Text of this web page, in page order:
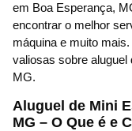
em Boa Esperança,
encontrar o melhor
máquina e muito
valiosas sobre
MG.
Aluguel de Mini
MG – O Que é e